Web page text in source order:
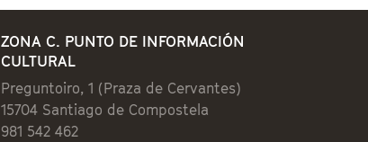
ZONA C. PUNTO DE INFORMACIÓN
CULTURAL
Preguntoiro, 1 (Praza de Cervantes)
15704 Santiago de Compostela
981 542 462